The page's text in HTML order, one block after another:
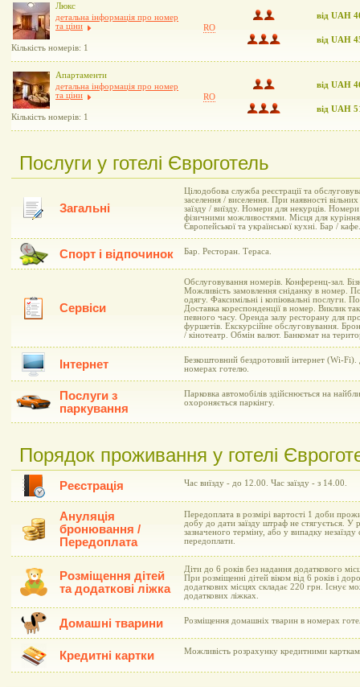
Люкс
детальна інформація про номер
та ціни
Кількість номерів: 1
RO
від UAH
від UAH
Апартаменти
детальна інформація про номер
та ціни
Кількість номерів: 1
RO
від UAH
від UAH
Послуги у готелі Євроготель
Загальні
Цілодобова служба реєстрації та
заселення / виселення. При наявності
заїзду / виїзду. Номери для некурців.
фізичними можливостями. Місця для
Європейської та української кухні. Бар /
Спорт і відпочинок Бар. Ресторан. Тераса.
Сервіси
Обслуговування номерів. Конференц-зал.
Можливість замовлення сніданку в номер.
одягу. Факсимільні і копіювальні послуги.
Доставка кореспонденції в номер. Виклик
певного часу. Оренда залу ресторану для
фуршетів. Екскурсійне обслуговування.
/ кінотеатр. Обмін валют. Банкомат на
Інтернет
Безкоштовний бездротовий інтернет (Wi-
номерах готелю.
Послуги з
паркування
Парковка автомобілів здійснюється на
охороняється паркінгу.
Порядок проживання у готелі
Реєстрація Час виїзду - до 12.00. Час заїзду - з 14.00.
Ануляція
бронювання /
Передоплата
Передоплата в розмірі вартості 1 доби
добу до дати заїзду штраф не стягується. У
зазначеного терміну, або у випадку незаїзду
передоплати.
Розміщення дітей
та додаткові ліжка
Діти до 6 років без надання додаткового
При розміщенні дітей віком від 6 років і
додаткових місцях складає 220 грн. Існує
додаткових ліжках.
Домашні тварини Розміщення домашніх тварин в номерах
Кредитні картки Можливість розрахунку кредитними